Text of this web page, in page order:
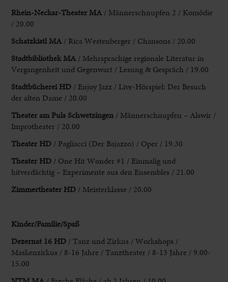
Rhein-Neckar-Theater MA / Männerschnupfen 2 / Komödie
/ 20.00
Schatzkistl MA / Rica Westenberger / Chansons / 20.00
StadtbibliothekMA / Mehrsprachige regionale Literatur in
Vergangenheit und Gegenwart / Lesung & Gespräch / 19.00
Stadtbücherei HD / Enjoy Jazz / Live-Hörspiel: Der Besuch
der alten Dame / 20.00
Theater am Puls Schwetzingen / Männerschnupfen –Alswir /
Improtheater / 20.00
Theater HD / Pagliacci (Der Bajazzo) / Oper / 19.30
Theater HD / One Hit Wonder #1 / Einmalig und
hitverdächtig – Experimente aus den Ensembles / 21.00
Zimmertheater HD / Meisterklasse / 20.00
Kinder/Familie/Spaß
Dezernat 16 HD / Tanz und Zirkus / Workshops /
Maskenzirkus / 8-16 Jahre / Tanztheater / 8-13 Jahre / 9.00-
15.00